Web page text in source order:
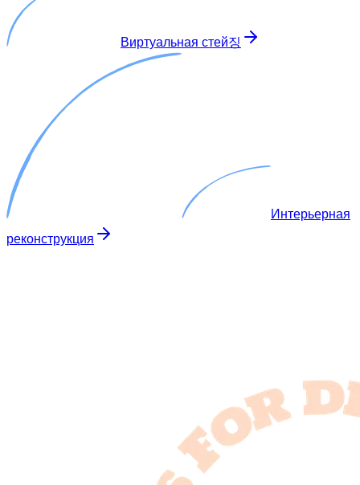
Виртуальная стей징
Интерьерная
реконструкция